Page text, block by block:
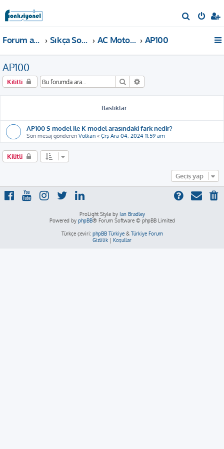
r
Forum ana sayfa Sıkça Sorulan Sorular AC Motor Sürücü AP100
AP100
Kilitli Ara
Başlıklar
AP100 S model ile K model arasındaki fark nedir?
Son mesaj gönderen Volkan « Çrş Ara 04, 2024 11:59 am
Kilitli
Geçiş yap
ProLight Style by Ian Bradley
Powered by phpBB® Forum Software © phpBB Limited
Türkçe çeviri: phpBB Türkiye& Türkiye Forum
Gizlilik | Koşullar